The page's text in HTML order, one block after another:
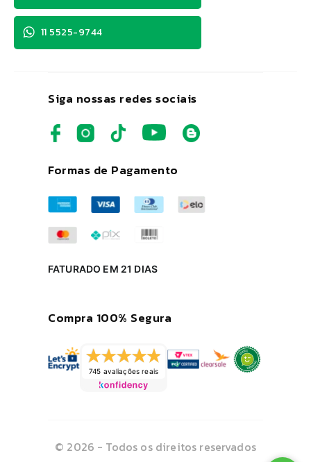
Siga nossas redes sociais
Formas de Pagamento
FATURADO EM 21 DIAS
Compra 100% Segura
745 avaliações reais
11 5525-9744
© 2026 - Todos os direitos reservados